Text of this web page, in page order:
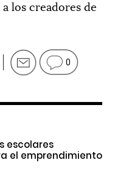
los creadores de
0
escolares
el emprendimiento